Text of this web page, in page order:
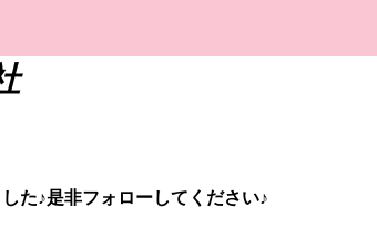
た♪是非フォローしてください♪